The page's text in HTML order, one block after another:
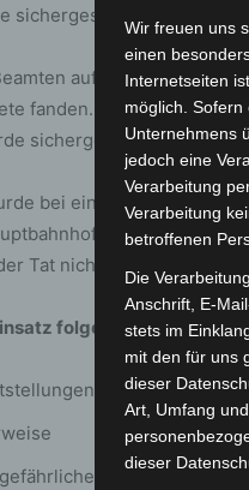
sichergestellt, der Mann
auf einen 17-
fanden. Der junge Mann
sichergestellt, das
bei einem 35-jährigen
ein Parfum zu
Tat nicht zum Einsatz.
folgende Bilanz:
und 165
Gegenstände
Wir freuen uns
einen
Internetseiten
möglich.
Unternehmens
jedoch eine
Verarbeitung
Verarbeitung
betroffenen
Die
Anschrift, E-
stets im
mit den für uns
dieser
Art, Umfang
dieser